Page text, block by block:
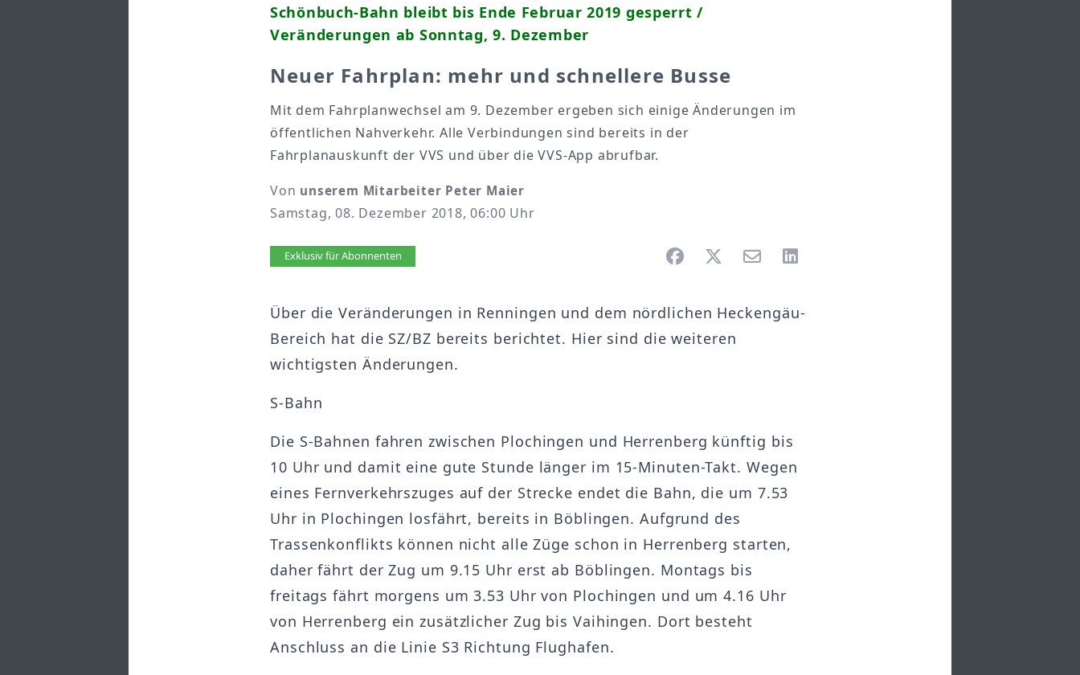
Schönbuch-Bahn bleibt bis Ende Februar 2019 gesperrt /
Veränderungen ab Sonntag, 9. Dezember
Neuer Fahrplan: mehr und schnellere Busse
Mit dem Fahrplanwechsel am 9. Dezember ergeben sich einige Änderungen im
öffentlichen Nahverkehr. Alle Verbindungen sind bereits in der
Fahrplanauskunft der VVS und über die VVS-App abrufbar.
Von unserem Mitarbeiter Peter Maier
Samstag, 08. Dezember 2018, 06:00 Uhr
Artikel vorlesen
Exklusiv für Abonnenten
Über die Veränderungen in Renningen und dem nördlichen Heckengäu-
Bereich hat die SZ/BZ bereits berichtet. Hier sind die weiteren
wichtigsten Änderungen.
S-Bahn
Die S-Bahnen fahren zwischen Plochingen und Herrenberg künftig bis
10 Uhr und damit eine gute Stunde länger im 15-Minuten-Takt. Wegen
eines Fernverkehrszuges auf der Strecke endet die Bahn, die um 7.53
Uhr in Plochingen losfährt, bereits in Böblingen. Aufgrund des
Trassenkonflikts können nicht alle Züge schon in Herrenberg starten,
daher fährt der Zug um 9.15 Uhr erst ab Böblingen. Montags bis
freitags fährt morgens um 3.53 Uhr von Plochingen und um 4.16 Uhr
von Herrenberg ein zusätzlicher Zug bis Vaihingen. Dort besteht
Anschluss an die Linie S3 Richtung Flughafen.